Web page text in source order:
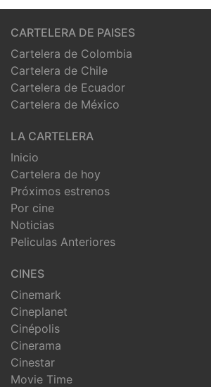
CARTELERA DE PAISES
Cartelera de Colombia
Cartelera de Chile
Cartelera de Ecuador
Cartelera de México
LA CARTELERA
Inicio
Cartelera de hoy
Próximos estrenos
Por cine
Noticias
Peliculas Anteriores
CINES
Cinemark
Cineplanet
Cinépolis
Cinerama
Cinestar
Movie Time